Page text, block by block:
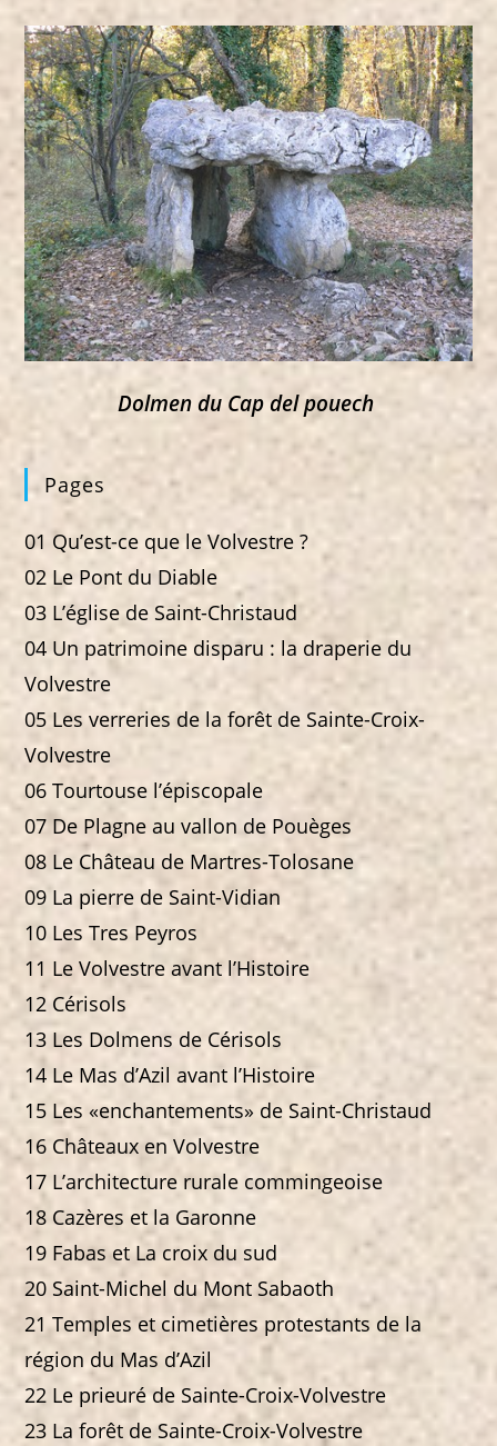
Dolmen du Cap del pouech
Pages
01 Qu’est-ce que le Volvestre ?
02 Le Pont du Diable
03 L’église de Saint-Christaud
04 Un patrimoine disparu : la draperie du
Volvestre
05 Les verreries de la forêt de Sainte-Croix-
Volvestre
06 Tourtouse l’épiscopale
07 De Plagne au vallon de Pouèges
08 Le Château de Martres-Tolosane
09 La pierre de Saint-Vidian
10 Les Tres Peyros
11 Le Volvestre avant l’Histoire
12 Cérisols
13 Les Dolmens de Cérisols
14 Le Mas d’Azil avant l’Histoire
15 Les «enchantements» de Saint-Christaud
16 Châteaux en Volvestre
17 L’architecture rurale commingeoise
18 Cazères et la Garonne
19 Fabas et La croix du sud
20 Saint-Michel du Mont Sabaoth
21 Temples et cimetières protestants de la
région du Mas d’Azil
22 Le prieuré de Sainte-Croix-Volvestre
23 La forêt de Sainte-Croix-Volvestre